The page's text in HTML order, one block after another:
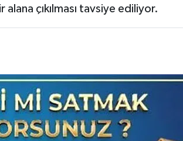
çıkılması tavsiye ediliyor.